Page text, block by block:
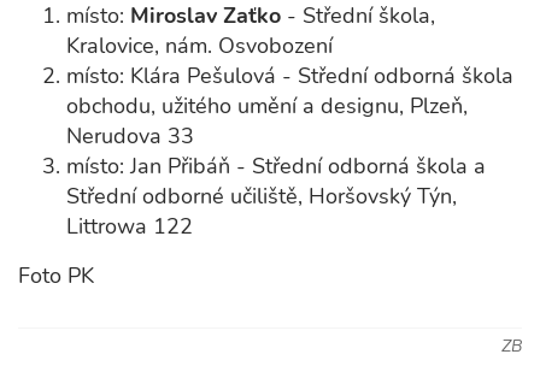
místo: Miroslav Zaťko - Střední škola,
Kralovice, nám. Osvobození
místo: Klára Pešulová - Střední odborná škola
obchodu, užitého umění a designu, Plzeň,
Nerudova 33
místo: Jan Přibáň - Střední odborná škola a
Střední odborné učiliště, Horšovský Týn,
Littrowa 122
Foto PK
ZB